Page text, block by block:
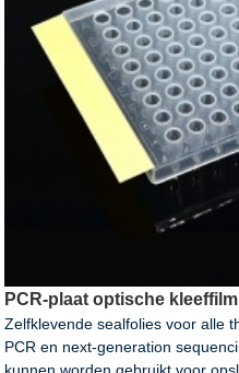
PCR-plaat optische kleeffilm
Zelfklevende sealfolies voor alle
PCR en next-generation
kunnen worden gebruikt voor